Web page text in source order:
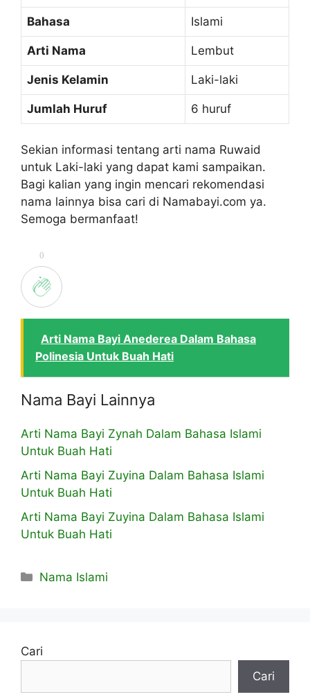
Bahasa Islami
Arti Nama Lembut
Jenis Kelamin Laki-laki
Jumlah Huruf 6 huruf
Sekian informasi tentang arti nama Ruwaid
untuk Laki-laki yang dapat kami sampaikan.
Bagi kalian yang ingin mencari rekomendasi
nama lainnya bisa cari di Namabayi.com ya.
Semoga bermanfaat!
0
Arti Nama Bayi Anederea Dalam Bahasa
Polinesia Untuk Buah Hati
Nama Bayi Lainnya
Arti Nama Bayi Zynah Dalam Bahasa Islami
Untuk Buah Hati
Arti Nama Bayi Zuyina Dalam Bahasa Islami
Untuk Buah Hati
Arti Nama Bayi Zuyina Dalam Bahasa Islami
Untuk Buah Hati
Kategori
Nama Islami
Cari
Cari